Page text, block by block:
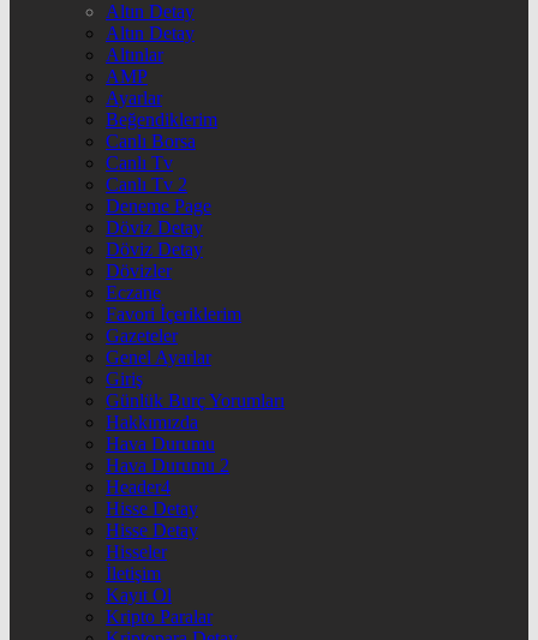
Altın Detay
Altın Detay
Altınlar
AMP
Ayarlar
Beğendiklerim
Canlı Borsa
Canlı Tv
Canlı Tv 2
Deneme Page
Döviz Detay
Döviz Detay
Dövizler
Eczane
Favori İçeriklerim
Gazeteler
Genel Ayarlar
Giriş
Günlük Burç Yorumları
Hakkımızda
Hava Durumu
Hava Durumu 2
Header4
Hisse Detay
Hisse Detay
Hisseler
İletişim
Kayıt Ol
Kripto Paralar